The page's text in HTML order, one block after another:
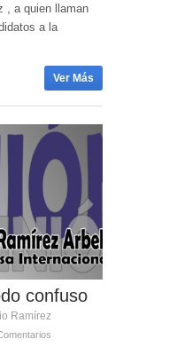
, a quien llaman
a la
Ver Más
confuso
Ramírez